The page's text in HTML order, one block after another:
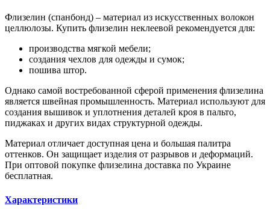
Флизелин (спанбонд) – материал из искусственных волокон
целлюлозы. Купить флизелин неклеевой рекомендуется для:
производства мягкой мебели;
создания чехлов для одежды и сумок;
пошива штор.
Однако самой востребованной сферой применения флизелина
является швейная промышленность. Материал используют для
создания вышивок и уплотнения деталей кроя в пальто,
пиджаках и других видах структурной одежды.
Материал отличает доступная цена и большая палитра
оттенков. Он защищает изделия от разрывов и деформаций.
При оптовой покупке флизелина доставка по Украине
бесплатная.
Характеристики